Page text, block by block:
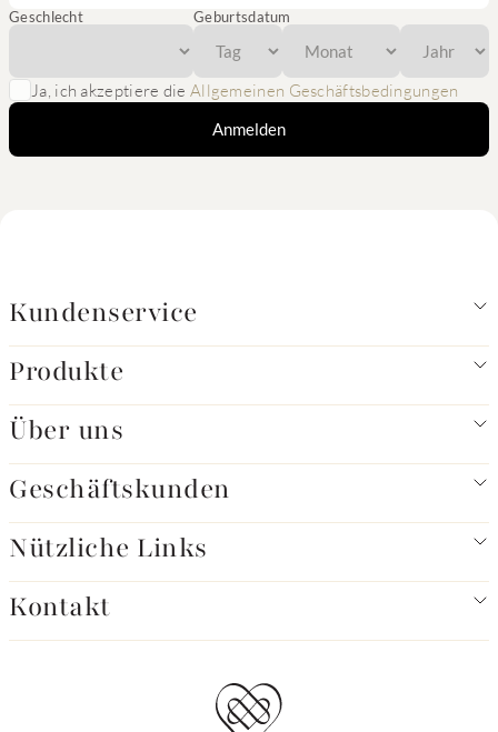
Geschlecht Geburtsdatum
Ja, ich akzeptiere die Allgemeinen Geschäftsbedingungen
Anmelden
Kundenservice
Produkte
Über uns
Geschäftskunden
Nützliche Links
Kontakt